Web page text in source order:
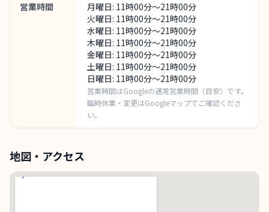
営業時間
月曜日: 11時00分～21時00分
火曜日: 11時00分～21時00分
水曜日: 11時00分～21時00分
木曜日: 11時00分～21時00分
金曜日: 11時00分～21時00分
土曜日: 11時00分～21時00分
日曜日: 11時00分～21時00分
営業時間はGoogleの通常営業時間（目安）です。
臨時休業・変更はGoogleマップでご確認くださ
い。
地図・アクセス